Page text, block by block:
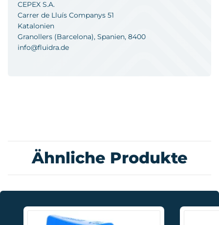
CEPEX S.A.
Carrer de Lluís Companys 51
Katalonien
Granollers (Barcelona), Spanien, 8400
info@fluidra.de
Ähnliche Produkte